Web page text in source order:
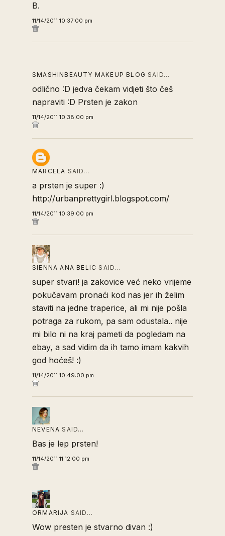
B.
11/14/2011 10:37:00 pm
SMASHINBEAUTY MAKEUP BLOG SAID…
odlično :D jedva čekam vidjeti što češ
napraviti :D Prsten je zakon
11/14/2011 10:38:00 pm
MARCELA SAID…
a prsten je super :)
http://urbanprettygirl.blogspot.com/
11/14/2011 10:39:00 pm
SIENNA ANA BELIC SAID…
super stvari! ja zakovice već neko vrijeme
pokučavam pronaći kod nas jer ih želim
staviti na jedne traperice, ali mi nije pošla
potraga za rukom, pa sam odustala.. nije
mi bilo ni na kraj pameti da pogledam na
ebay, a sad vidim da ih tamo imam kakvih
god hoćeš! :)
11/14/2011 10:49:00 pm
NEVENA SAID…
Bas je lep prsten!
11/14/2011 11:12:00 pm
ORMARIJA SAID…
Wow presten je stvarno divan :)